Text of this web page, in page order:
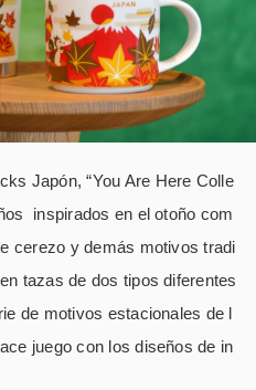
Japón, “You Are Here Colle
inspirados en el otoño com
cerezo y demás motivos tradi
tazas de dos tipos diferentes
de motivos estacionales de l
juego con los diseños de in